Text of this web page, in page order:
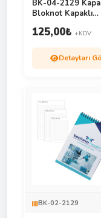
BK-04-2129
Bloknot Kapaklı
125,00₺ +KDV
Detayları
BK-02-2129